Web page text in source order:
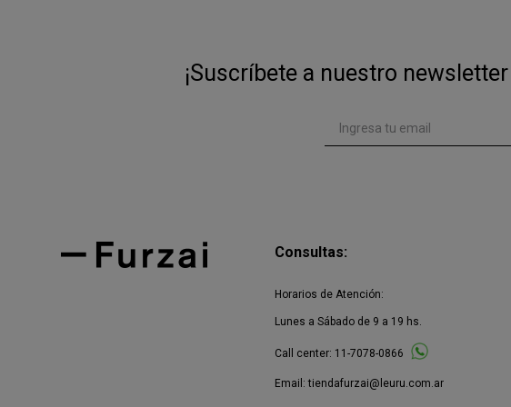
¡Suscríbete a nuestro
Consultas:
Horarios de Atención:
Lunes a Sábado de 9 a 19 hs.
Call center: 11-7078-0866
Email:tiendafurzai@leuru.com.ar